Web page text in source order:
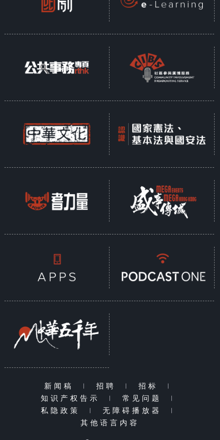
新闻稿 | 招聘 | 招标
|
知识产权告示
| 常见问题
|
私隐政策
| 无障碍播放器
|
其他语言内容